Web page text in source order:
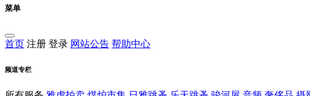
菜单
首页 注册 登录 网站公告 帮助中心
频道专栏